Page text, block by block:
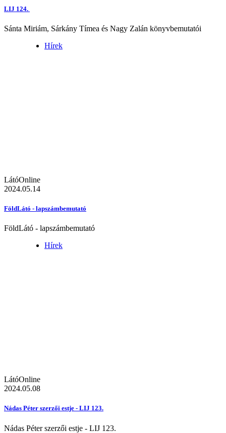
LIJ 124.
Sánta Miriám, Sárkány Tímea és Nagy Zalán könyvbemutatói
Hírek
LátóOnline
2024.05.14
FöldLátó - lapszámbemutató
FöldLátó - lapszámbemutató
Hírek
LátóOnline
2024.05.08
Nádas Péter szerzői estje - LIJ 123.
Nádas Péter szerzői estje - LIJ 123.